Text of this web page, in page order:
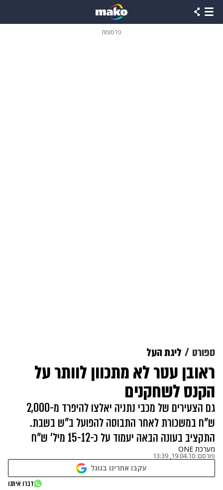
פרסומת
ספורט ליגת העל
ראובן עטר לא מתכוון לוותר על
הקנס לשחקנים
גם הצעירים של מכבי נתניה יאלצו להיפרד מ-2,000
ש"ח במשכורת לאחר התבוסה להפועל ב"ש בשבת.
התקציב בעונה הבאה יעמוד על כ-15-12 מיל' ש"ח
מערכת ONE
פורסם: 19.04.10, 13:39
עקבו אחרינו בגוגל
דברו איתנו